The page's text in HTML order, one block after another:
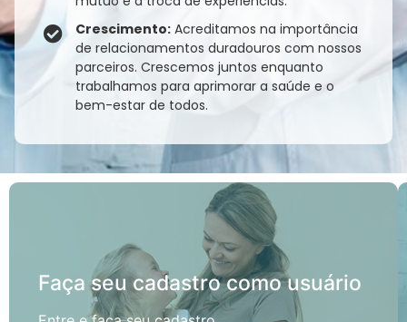
Crescimento: Acreditamos na importância
de relacionamentos duradouros com nossos
parceiros. Crescemos juntos enquanto
trabalhamos para aprimorar a saúde e o
bem-estar de todos.
Faça seu cadastro como usuário